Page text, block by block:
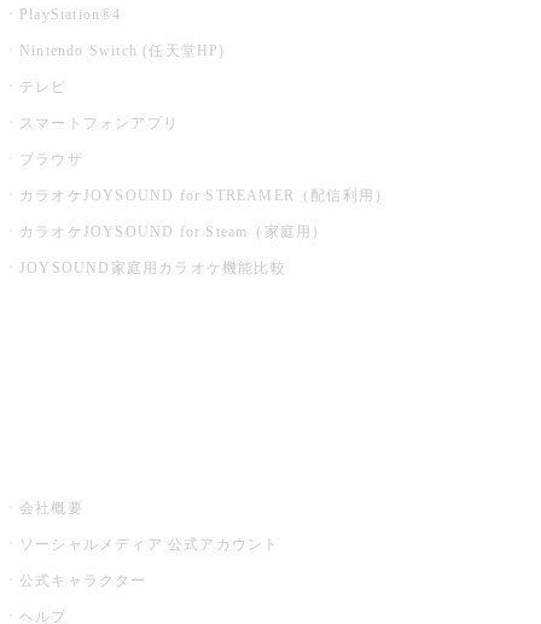
PlayStation®4
Nintendo Switch (任天堂HP)
テレビ
スマートフォンアプリ
ブラウザ
カラオケJOYSOUND for STREAMER（配信利用）
カラオケJOYSOUND for Steam（家庭用）
JOYSOUND家庭用カラオケ機能比較
会社概要
ソーシャルメディア 公式アカウント
公式キャラクター
ヘルプ